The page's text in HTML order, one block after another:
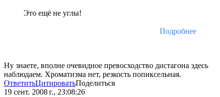
Это ещё не углы!
Подробнее
Ну знаете, вполне очевидное превосходство дистагона здесь
наблюдаем. Хроматизма нет, резкость попиксельная.
ОтветитьЦитироватьПоделиться
19 сент. 2008 г., 23:08:26